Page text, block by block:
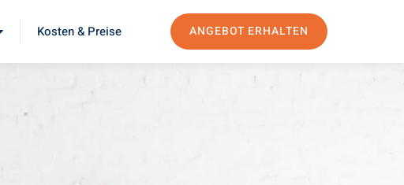
Kosten & Preise ANGEBOT ERHALTEN